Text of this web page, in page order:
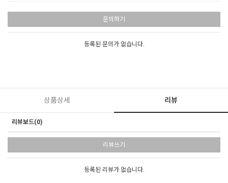
문의하기
등록된 문의가 없습니다.
상품상세 리뷰
리뷰보드(0)
리뷰쓰기
등록된 리뷰가 없습니다.